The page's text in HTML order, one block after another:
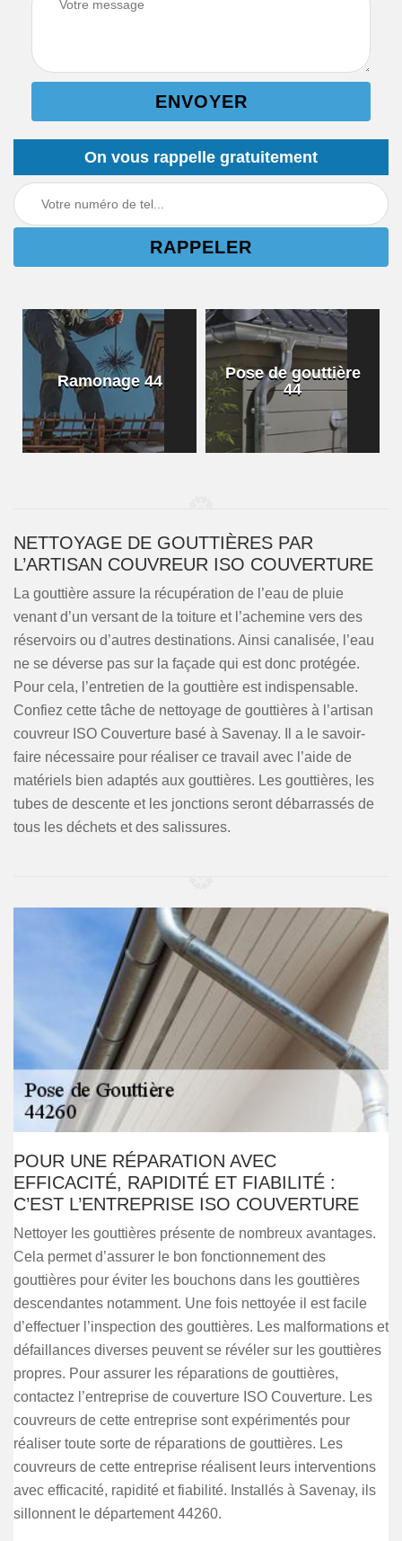
On vous rappelle gratuitement
Ramonage 44
Pose de gouttière
44
NETTOYAGE DE GOUTTIÈRES PAR
L’ARTISAN COUVREUR ISO COUVERTURE
La gouttière assure la récupération de l’eau de pluie
venant d’un versant de la toiture et l’achemine vers des
réservoirs ou d’autres destinations. Ainsi canalisée, l’eau
ne se déverse pas sur la façade qui est donc protégée.
Pour cela, l’entretien de la gouttière est indispensable.
Confiez cette tâche de nettoyage de gouttières à l’artisan
couvreur ISO Couverture basé à Savenay. Il a le savoir-
faire nécessaire pour réaliser ce travail avec l’aide de
matériels bien adaptés aux gouttières. Les gouttières, les
tubes de descente et les jonctions seront débarrassés de
tous les déchets et des salissures.
POUR UNE RÉPARATION AVEC
EFFICACITÉ, RAPIDITÉ ET FIABILITÉ :
C’EST L’ENTREPRISE ISO COUVERTURE
Nettoyer les gouttières présente de nombreux avantages.
Cela permet d’assurer le bon fonctionnement des
gouttières pour éviter les bouchons dans les gouttières
descendantes notamment. Une fois nettoyée il est facile
d’effectuer l’inspection des gouttières. Les malformations et
défaillances diverses peuvent se révéler sur les gouttières
propres. Pour assurer les réparations de gouttières,
contactez l’entreprise de couverture ISO Couverture. Les
couvreurs de cette entreprise sont expérimentés pour
réaliser toute sorte de réparations de gouttières. Les
couvreurs de cette entreprise réalisent leurs interventions
avec efficacité, rapidité et fiabilité. Installés à Savenay, ils
sillonnent le département 44260.